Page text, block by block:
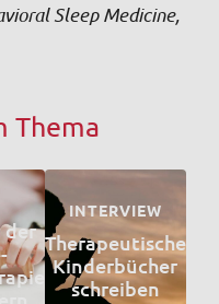
Sleep Medicine,
Thema
der
INTERVIEW
Therapeutische
Kinderbücher
schreiben